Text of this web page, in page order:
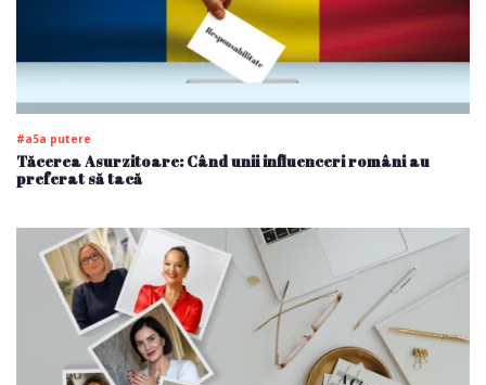
#a5a putere
Tăcerea Asurzitoare: Când unii influenceri români au
preferat să tacă